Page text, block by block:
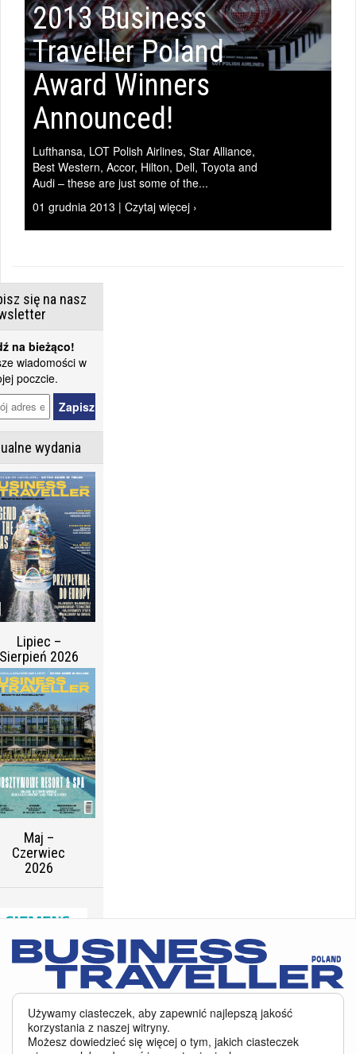
2013 Business
Traveller Poland
Award Winners
Announced!
Lufthansa, LOT Polish Airlines, Star Alliance,
Best Western, Accor, Hilton, Dell, Toyota and
Audi – these are just some of the...
01 grudnia 2013 | Czytaj więcej ›
się na nasz
na bieżąco!
wiadomości w
poczcie.
wydania
Lipiec –
2026
Maj –
Czerwiec
2026
raport
02 listopada 2025
NASZ RAPORT.
Najszczęśliwsze
technologie o analogicznym charakterze, przede wszystkim w celu
zapewnienia Państwu najlepszej jakości oferowanych usług, a ponadto w
celach statystycznych i reklamowych. Korzystanie z serwisu oznacza, że pliki
Używamy ciasteczek, aby zapewnić najlepszą jakość
korzystania z naszej witryny.
Możesz dowiedzieć się więcej o tym, jakich ciasteczek